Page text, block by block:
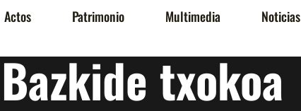
Actos Patrimonio Multimedia Noticias
Bazkide txokoa